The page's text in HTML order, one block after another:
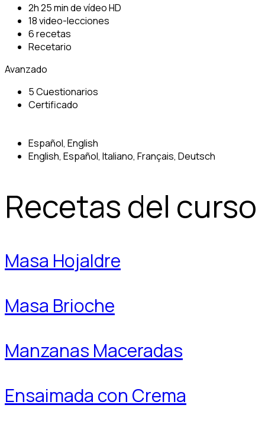
2h 25 min de vídeo HD
18 video-lecciones
6 recetas
Recetario
Avanzado
5 Cuestionarios
Certificado
Español, English
English, Español, Italiano, Français, Deutsch
Recetas del curso
Masa Hojaldre
Masa Brioche
Manzanas Maceradas
Ensaimada con Crema